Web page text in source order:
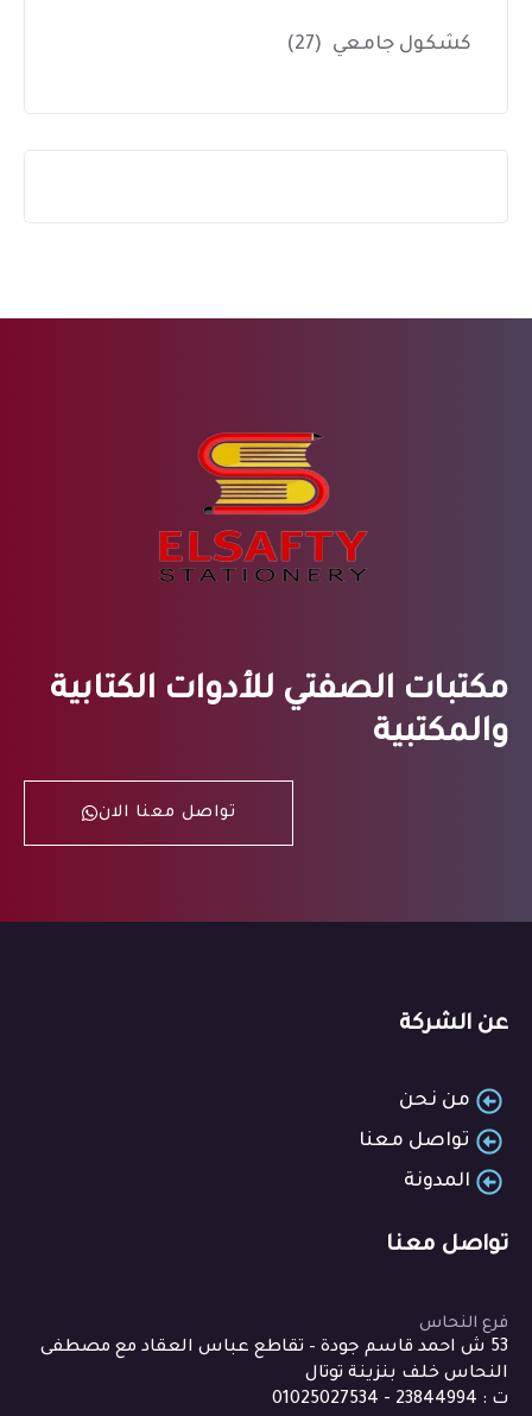
كشكول جامعي (27)
مكتبات الصفتي للأدوات الكتابية
والمكتبية
تواصل معنا الان
عن الشركة
من نحن
تواصل معنا
المدونة
تواصل معنا
فرع النحاس
53 ش احمد قاسم جودة – تقاطع عباس العقاد مع مصطفى
النحاس خلف بنزينة توتال
ت : 23844994 - 01025027534